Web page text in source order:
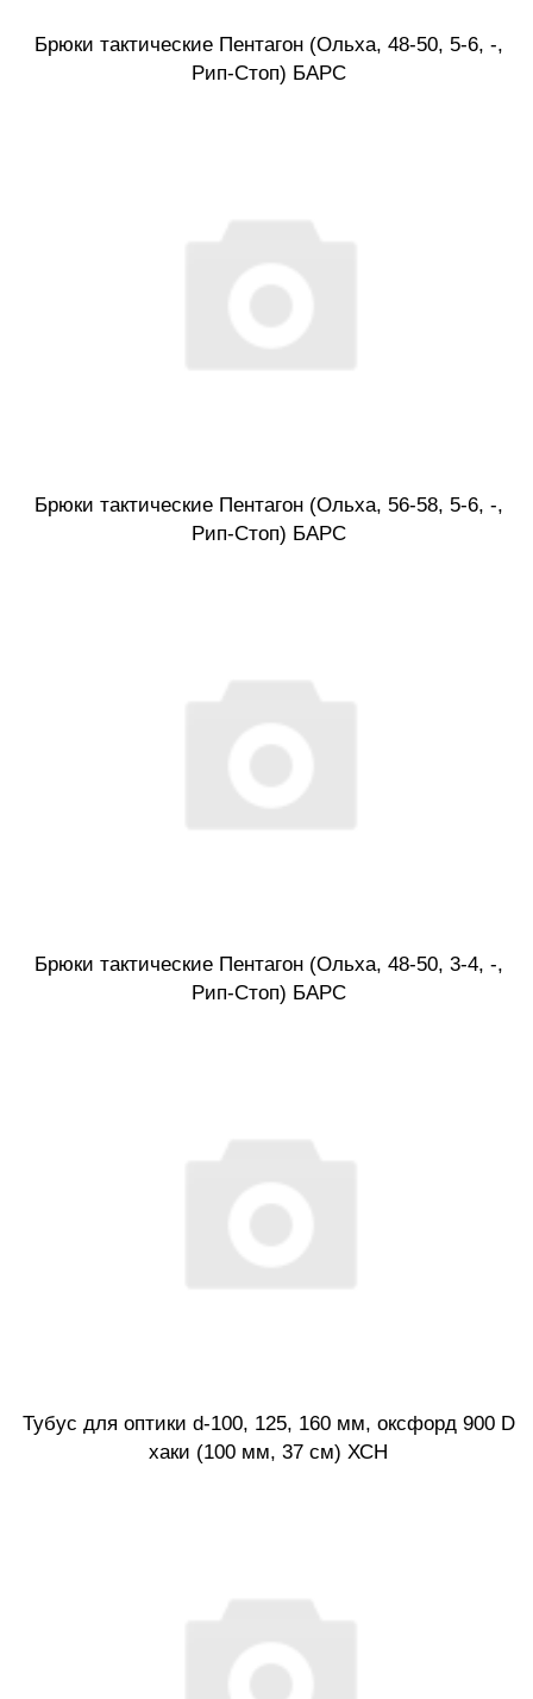
Брюки тактические Пентагон (Ольха, 48-50, 5-6, -,
Рип-Стоп) БАРС
Брюки тактические Пентагон (Ольха, 56-58, 5-6, -,
Рип-Стоп) БАРС
Брюки тактические Пентагон (Ольха, 48-50, 3-4, -,
Рип-Стоп) БАРС
Тубус для оптики d-100, 125, 160 мм, оксфорд 900 D
хаки (100 мм, 37 см) ХСН